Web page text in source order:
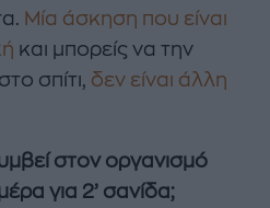
Μία άσκηση που είναι
και μπορείς να την
σπίτι, δεν είναι άλλη
στον οργανισμό
για 2’ σανίδα;